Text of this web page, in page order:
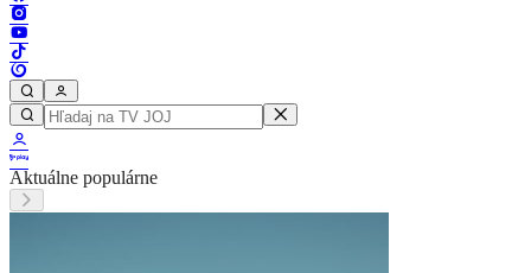
Aktuálne populárne